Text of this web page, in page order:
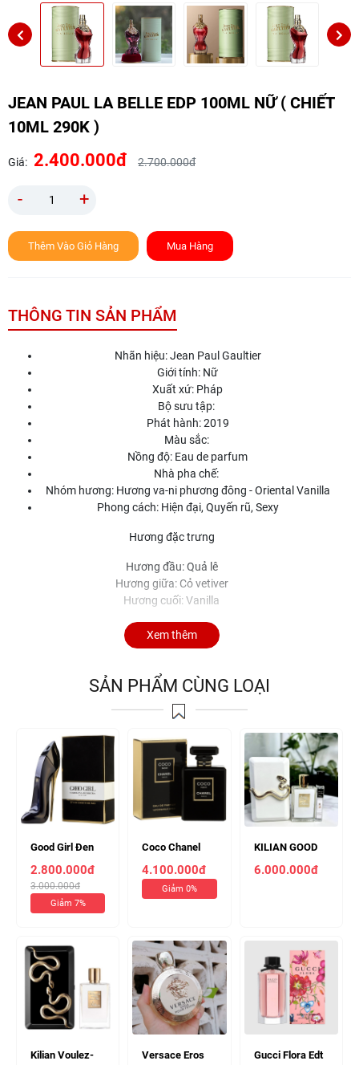
JEAN PAUL LA BELLE EDP 100ML NỮ ( CHIẾT
10ML 290K )
Giá: 2.400.000đ 2.700.000đ
- +
Thêm Vào Giỏ Hàng Mua Hàng
THÔNG TIN SẢN PHẨM
Nhãn hiệu: Jean Paul Gaultier
Giới tính: Nữ
Xuất xứ: Pháp
Bộ sưu tập:
Phát hành: 2019
Màu sắc:
Nồng độ: Eau de parfum
Nhà pha chế:
Nhóm hương: Hương va-ni phương đông - Oriental Vanilla
Phong cách: Hiện đại, Quyến rũ, Sexy
Hương đặc trưng
Hương đầu: Quả lê
Hương giữa: Cỏ vetiver
Hương cuối: Vanilla
Xem thêm
SẢN PHẨM CÙNG LOẠI
Good Girl Đen
Edp 80ml Nữ
2.800.000đ
3.000.000đ
Giảm 7%
Coco Chanel
Noir Edp 100ml
Nữ ( Chiết 10ml
460k )
4.100.000đ
Giảm 0%
KILIAN GOOD
GIRL GONE BAD
6.000.000đ
Kilian Voulez-
Versace Eros
Gucci Flora Edt